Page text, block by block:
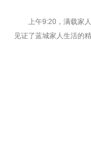
上午9:20，满载家
见证了蓝城家人生活的